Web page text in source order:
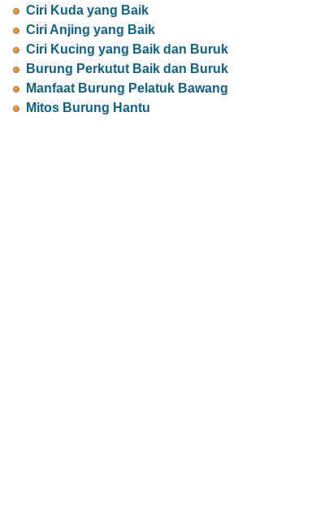
Ciri Kuda yang Baik
Ciri Anjing yang Baik
Ciri Kucing yang Baik dan Buruk
Burung Perkutut Baik dan Buruk
Manfaat Burung Pelatuk Bawang
Mitos Burung Hantu